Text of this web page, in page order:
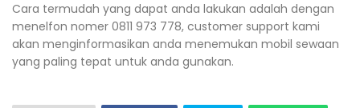
Cara termudah yang dapat anda lakukan adalah dengan
menelfon nomer 0811 973 778, customer support kami
akan menginformasikan anda menemukan mobil sewaan
yang paling tepat untuk anda gunakan.